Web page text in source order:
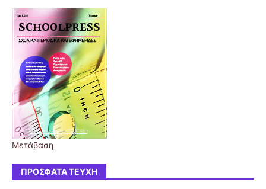
Μετάβαση
ΠΡΌΣΦΑΤΑ ΤΕΎΧΗ